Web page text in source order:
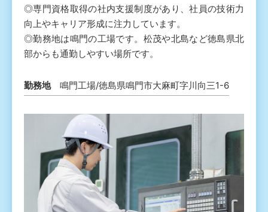
◎専門資格取得の社内支援制度があり、社員の技術力
向上やキャリア形成に注力しています。
◎勤務地は鳴門の工場です。松茂や北島など徳島県北
部からも通勤しやすい場所です。
勤務地 鳴門工場/徳島県鳴門市大麻町字川向三1-6